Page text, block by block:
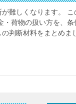
難しくなります。
・荷物の扱い方を、
判断材料をまとめま